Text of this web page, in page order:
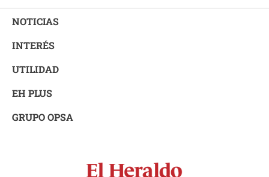
NOTICIAS
INTERÉS
UTILIDAD
EH PLUS
GRUPO OPSA